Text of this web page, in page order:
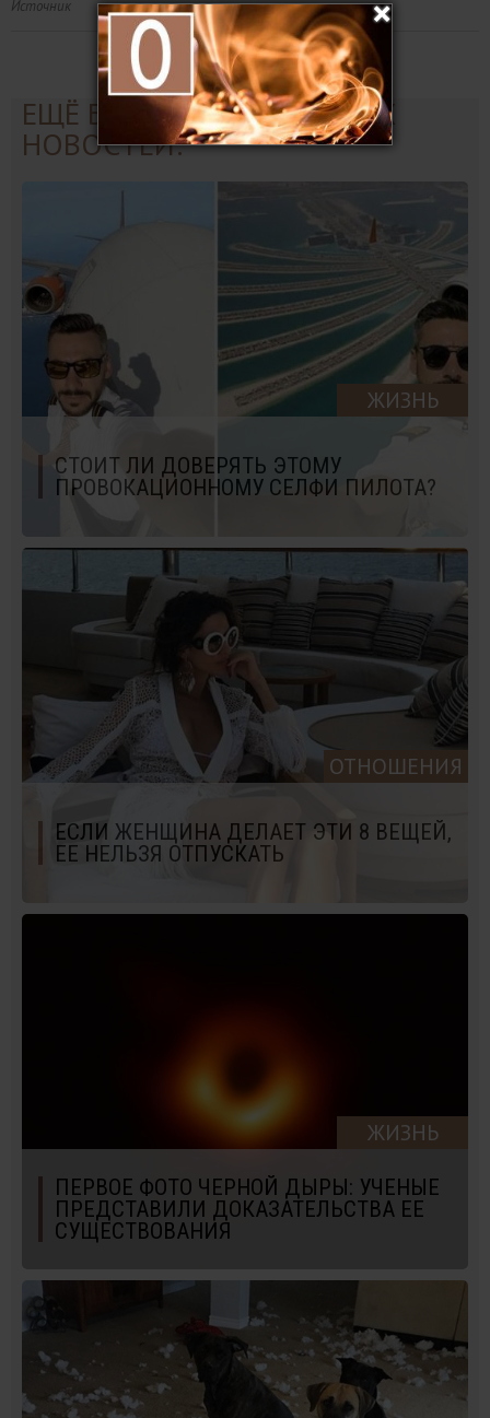
Источник
ЕЩЁ БОЛЬШЕ ИНТЕРЕСНЫХ
НОВОСТЕЙ:
ЖИЗНЬ
СТОИТ ЛИ ДОВЕРЯТЬ ЭТОМУ
ПРОВОКАЦИОННОМУ СЕЛФИ ПИЛОТА?
ОТНОШЕНИЯ
ЕСЛИ ЖЕНЩИНА ДЕЛАЕТ ЭТИ 8 ВЕЩЕЙ,
ЕЕ НЕЛЬЗЯ ОТПУСКАТЬ
ЖИЗНЬ
ПЕРВОЕ ФОТО ЧЕРНОЙ ДЫРЫ: УЧЕНЫЕ
ПРЕДСТАВИЛИ ДОКАЗАТЕЛЬСТВА ЕЕ
СУЩЕСТВОВАНИЯ